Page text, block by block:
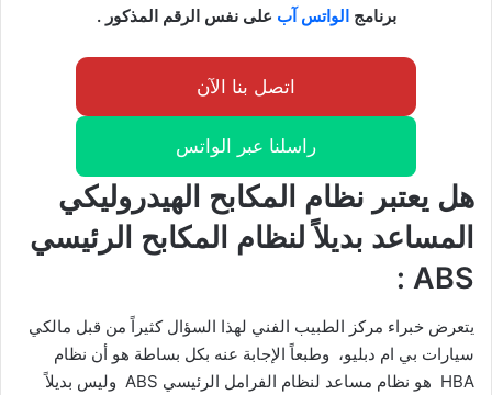
برنامجالواتس آب على نفس الرقم المذكور .
اتصل بنا الآن
راسلنا عبر الواتس
هل يعتبر نظام المكابح الهيدروليكي
المساعد بديلاً لنظام المكابح الرئيسي
ABS :
يتعرض خبراء مركز الطبيب الفني لهذا السؤال كثيراً من قبل مالكي
سيارات بي ام دبليو، وطبعاً الإجابة عنه بكل بساطة هو أن نظام
HBA هو نظام مساعد لنظام الفرامل الرئيسي ABS وليس بديلاً